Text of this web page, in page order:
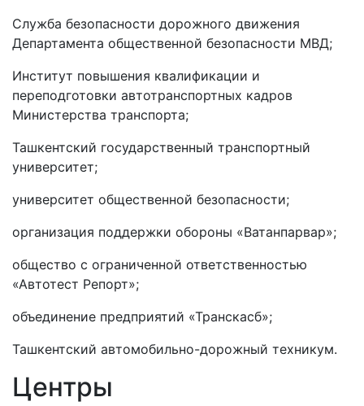
Служба безопасности дорожного движения
Департамента общественной безопасности МВД;
Институт повышения квалификации и
переподготовки автотранспортных кадров
Министерства транспорта;
Ташкентский государственный транспортный
университет;
университет общественной безопасности;
организация поддержки обороны «Ватанпарвар»;
общество с ограниченной ответственностью
«Автотест Репорт»;
объединение предприятий «Транскасб»;
Ташкентский автомобильно-дорожный техникум.
Центры